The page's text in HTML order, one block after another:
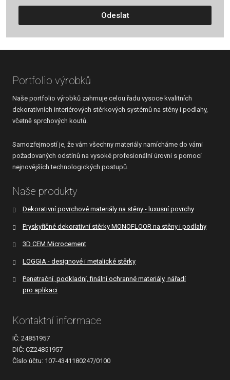
zpracováním
Odeslat
se
odeslat.
Portfolio výrobků
Naše portfolio výrobků zahrnuje celou řadu vysoce kvalitních
dekorativních interiérových stěrkových systémů na stěny i podlahy,
včetně sprchových koutů.
Samozřejmostí je, že vám všechny materiály namícháme do vámi
požadovaných odstínů na vysoké profesionální úrovni s pomocí
nejnovějších technologických postupů.
Naše produkty
Dekorativní povrchové materiály na stěny - luxusní povrchy
Pryskyřičné dekorativní stěrky MONOFLOOR na stěny i podlahy
3D CEM Microcement
LOGGIA - designové i metalické stěrky
Penetrační, podkladní, finální ochranné materiály, nářadí
pro aplikaci
Kontaktní informace
IČ: 24851957
DIČ: CZ24851957
Číslo účtu: 107-4341180247/0100